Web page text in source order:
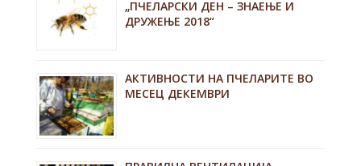
„ПЧЕЛАРСКИ ДЕН – ЗНАЕЊЕ И
ДРУЖЕЊЕ 2018“
АКТИВНОСТИ НА ПЧЕЛАРИТЕ ВО
МЕСЕЦ ДЕКЕМВРИ